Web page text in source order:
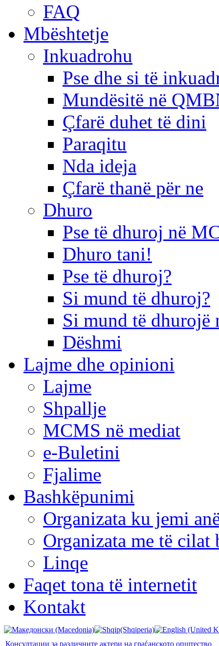
FAQ
Mbështetje
Inkuadrohu
Pse dhe si të
Mundësitë në
Çfarë duhet të dini
Paraqitu
Nda ideja
Çfarë thanë për ne
Dhuro
Pse të dhuroj në
Dhuro tani!
Pse të dhuroj?
Si mund të dhuroj?
Si mund të dhurojë
Dëshmi
Lajme dhe opinioni
Lajme
Shpallje
MCMS në mediat
e-Buletini
Fjalime
Bashkëpunimi
Organizata ku jemi
Organizata me të cilat
Linqe
Faqet tona të internetit
Kontakt
Консултации за различните актери на граѓанското општество